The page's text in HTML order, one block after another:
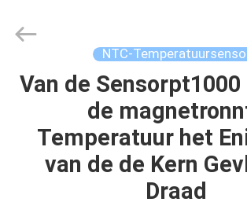
HUIS
PRODUCTEN
Co.,Ltd.
NTC-
Van de Sensorpt1000
de
Temperatuur het
van de de Kern
Draad